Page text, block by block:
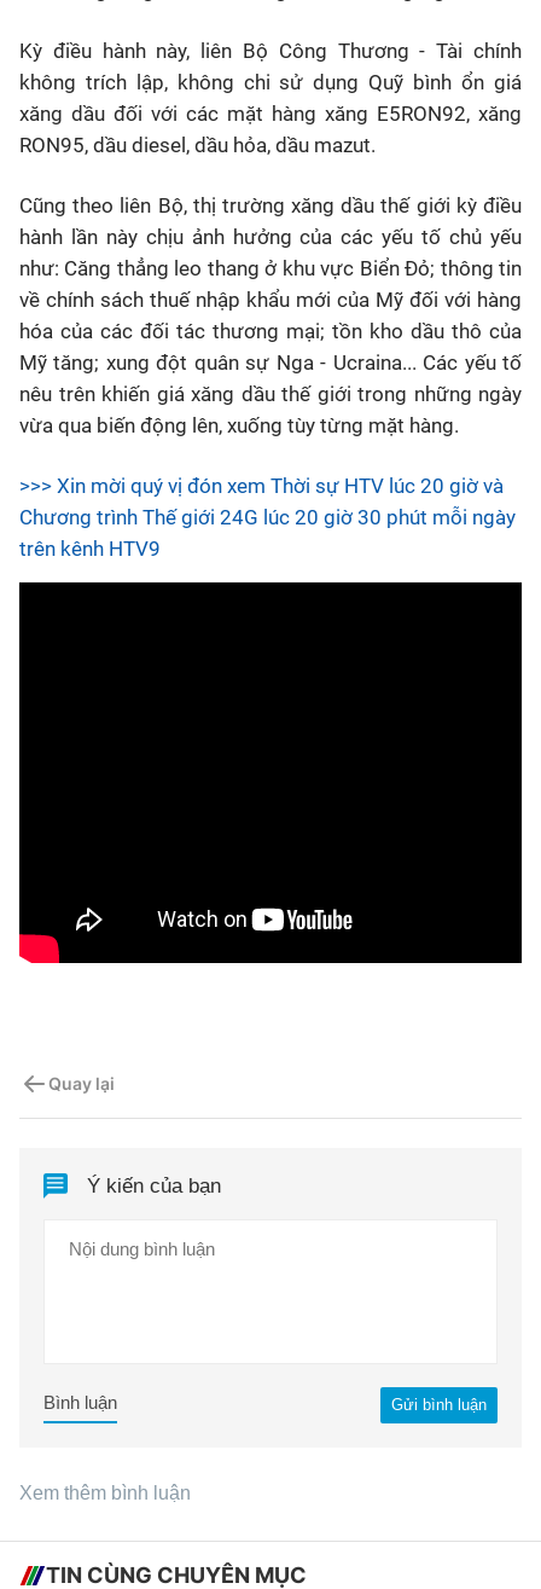
Kỳ điều hành này, liên Bộ Công Thương - Tài chính
không trích lập, không chi sử dụng Quỹ bình ổn giá
xăng dầu đối với các mặt hàng xăng E5RON92, xăng
RON95, dầu diesel, dầu hỏa, dầu mazut.
Cũng theo liên Bộ, thị trường xăng dầu thế giới kỳ điều
hành lần này chịu ảnh hưởng của các yếu tố chủ yếu
như: Căng thẳng leo thang ở khu vực Biển Đỏ; thông tin
về chính sách thuế nhập khẩu mới của Mỹ đối với hàng
hóa của các đối tác thương mại; tồn kho dầu thô của
Mỹ tăng; xung đột quân sự Nga - Ucraina... Các yếu tố
nêu trên khiến giá xăng dầu thế giới trong những ngày
vừa qua biến động lên, xuống tùy từng mặt hàng.
>>> Xin mời quý vị đón xem Thời sự HTV lúc 20 giờ và
Chương trình Thế giới 24G lúc 20 giờ 30 phút mỗi ngày
trên kênh HTV9
Quay lại
Ý kiến của bạn
Gửi bình luận
Bình luận
Xem thêm bình luận
TIN CÙNG CHUYÊN MỤC